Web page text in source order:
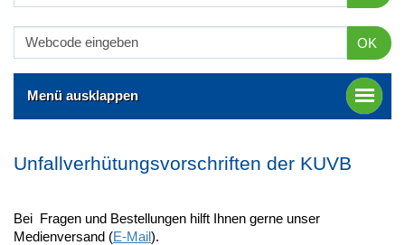
OK
Menü ausklappen
Unfallverhütungsvorschriften der KUVB
Bei Fragen und Bestellungen hilft Ihnen gerne unser
Medienversand (E-Mail).